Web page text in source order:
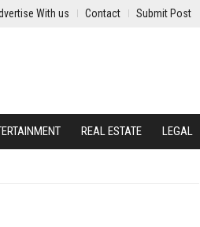
With us Contact Submit Post
REAL ESTATE LEGAL